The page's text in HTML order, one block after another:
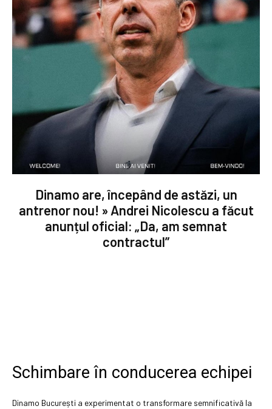
Dinamo are, începând de astăzi, un
antrenor nou! » Andrei Nicolescu a făcut
anunțul oficial: „Da, am semnat
contractul”
Schimbare în conducerea echipei
Dinamo București a experimentat o transformare semnificativă la